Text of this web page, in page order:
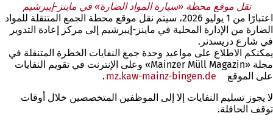
نقل موقع محطة «سيارة المواد الضارة» في ماينز-إيبرشيم
اعتبارًا من 1 يوليو 2026، سيتم نقل موقع محطة الجمع المتنقلة للمواد
الضارة من الإدارة المحلية في ماينز-إيبرشيم إلى مركز إعادة التدوير
في شارع دريسدنر.
يمكنكم الاطلاع على مواعيد وحدة جمع النفايات الخطرة المتنقلة في
مجلة «Mainzer Müll Magazin» وعلى الإنترنت في تقويم النفايات
على الموقع
mz.kaw-mainz-bingen.de (يفتح
علامة
.
لا يجوز تسليم النفايات إلا إلى الموظفين المتخصصين خلال أوقات
توقف الحافلة.